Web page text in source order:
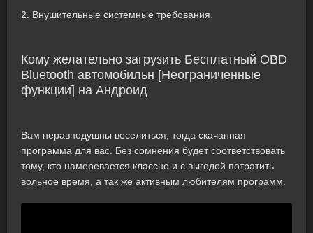
2. Внушительные системные требования.
Кому желательно загрузить Бесплатный OBD
Bluetooth автомобильн [Неограниченные
функции] на Андроид
Вам неравнодушны веселиться, тогда скачанная
программа для вас. Без сомнения будет соответствовать
тому, кто намеревается классно и с выгодой потратить
вольное время, а так же активным любителям программ.